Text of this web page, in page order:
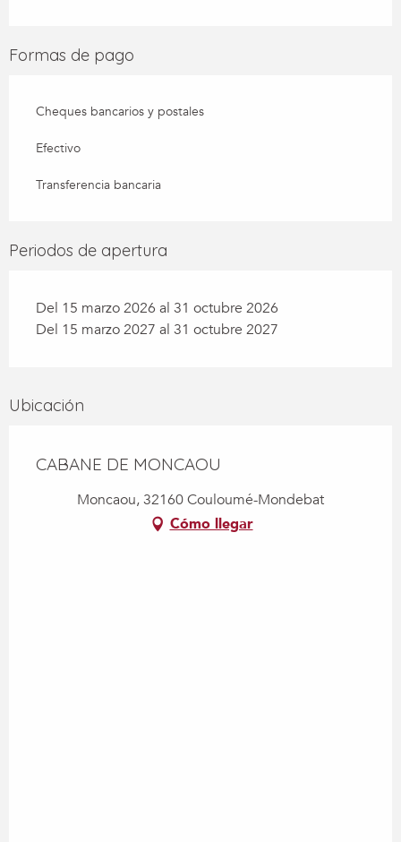
Formas de pago
Cheques bancarios y postales
Efectivo
Transferencia bancaria
Periodos de apertura
Del 15 marzo 2026 al 31 octubre 2026
Del 15 marzo 2027 al 31 octubre 2027
Ubicación
CABANE DE MONCAOU
Moncaou, 32160 Couloumé-Mondebat
Cómo llegar